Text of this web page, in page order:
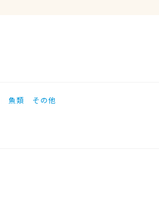
魚類 その他